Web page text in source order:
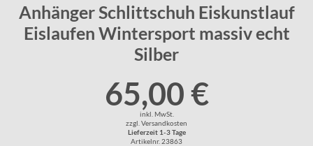
Anhänger Schlittschuh Eiskunstlauf
Eislaufen Wintersport massiv echt
Silber
65,00 €
inkl. MwSt.
zzgl. Versandkosten
Lieferzeit 1-3 Tage
Artikelnr. 23863